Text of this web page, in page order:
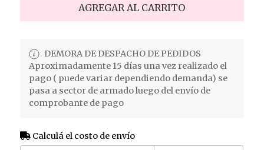
AGREGAR AL CARRITO
DEMORA DE DESPACHO DE PEDIDOS
Aproximadamente 15 días una vez realizado el
pago ( puede variar dependiendo demanda) se
pasa a sector de armado luego del envío de
comprobante de pago
Calculá el costo de envío